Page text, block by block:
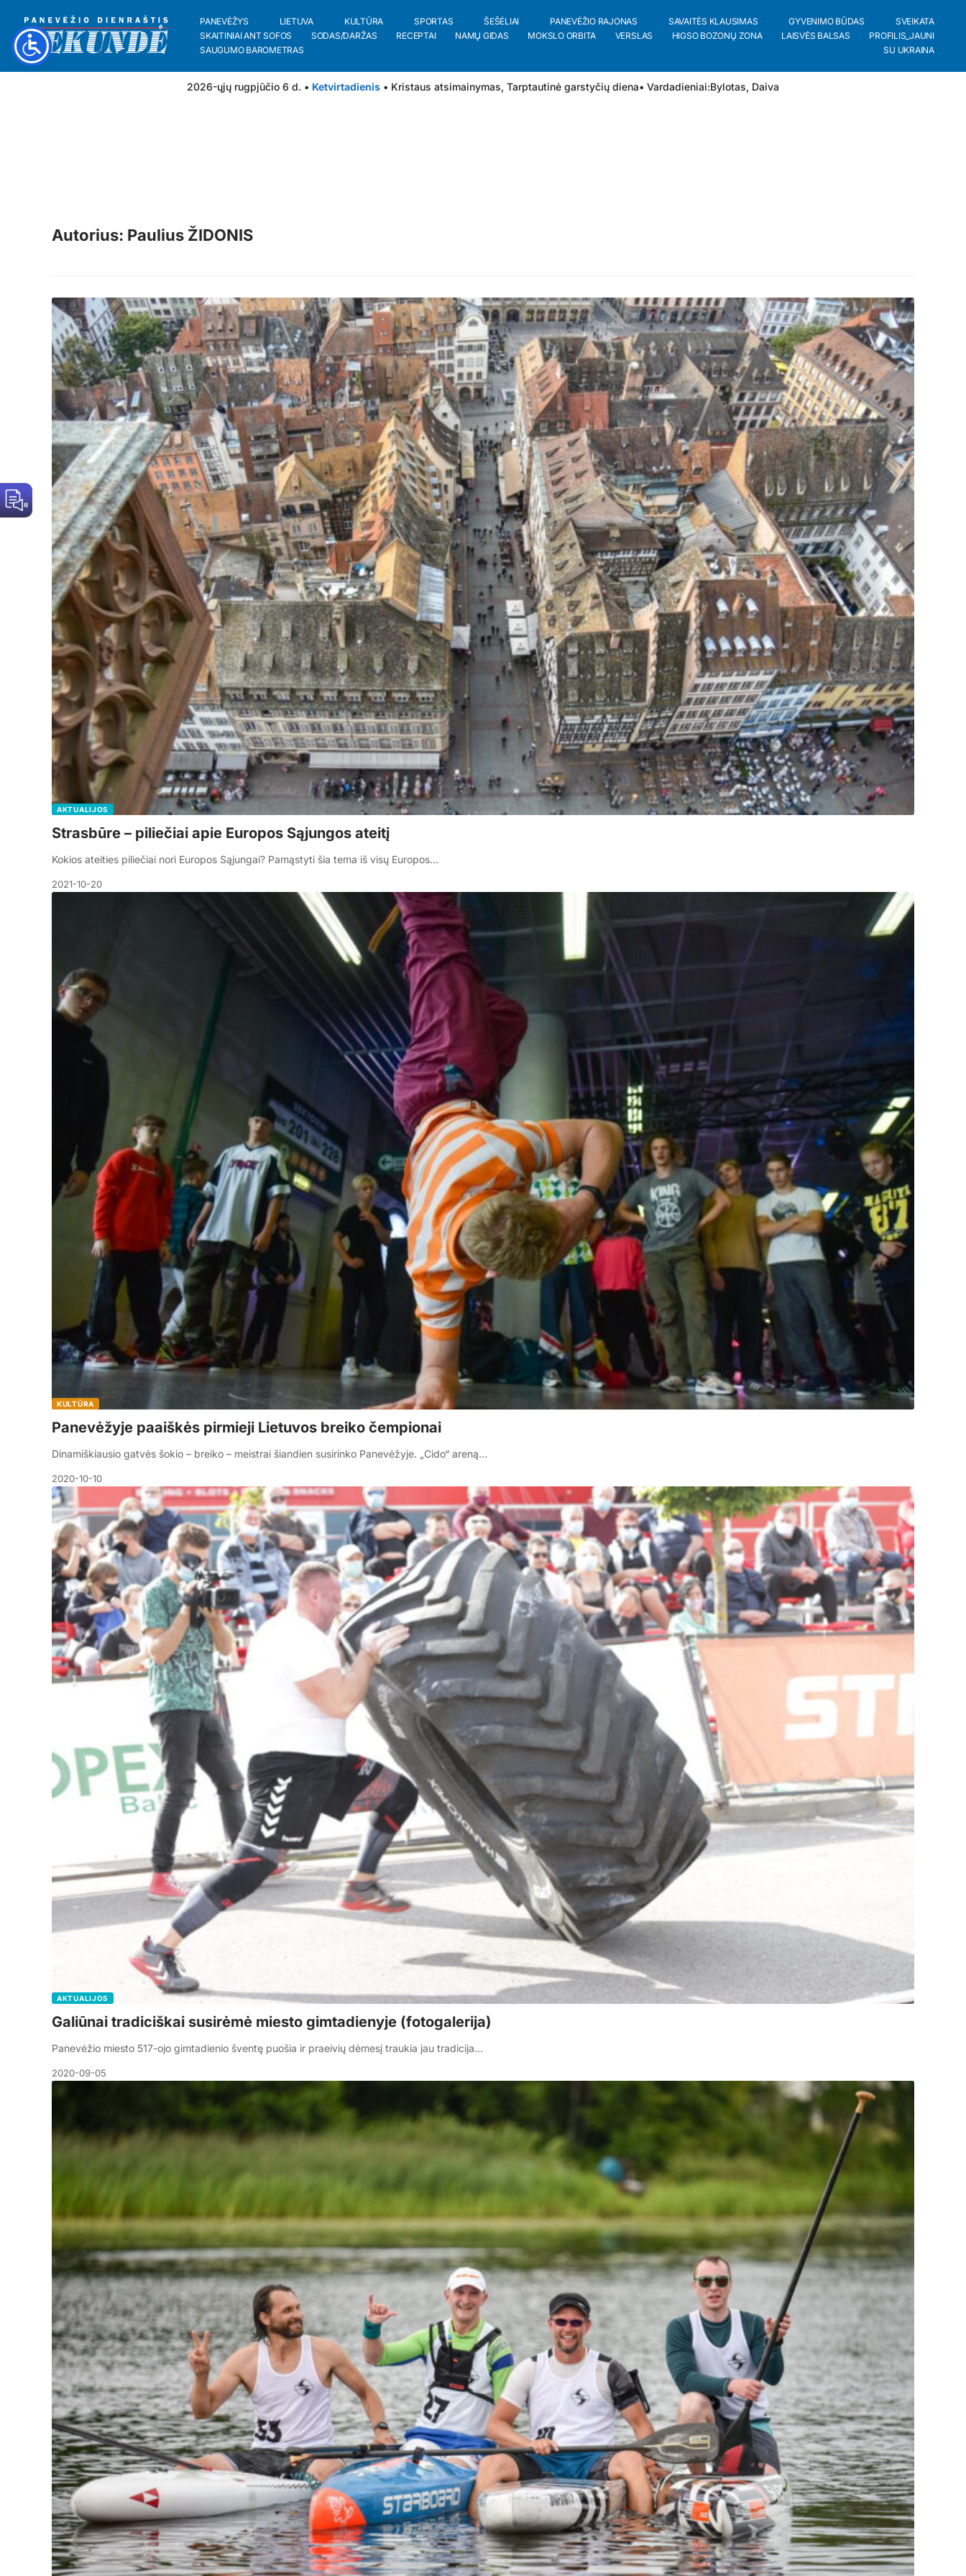
PANEVĖŽYS LIETUVA KULTŪRA SPORTAS ŠEŠĖLIAI PANEVĖŽIO RAJONAS SAVAITĖS KLAUSIMAS GYVENIMO BŪDAS
SVEIKATA
SKAITINIAI ANT SOFOS
SODAS/DARŽAS RECEPTAI NAMŲ GIDAS MOKSLO ORBITA VERSLAS HIGSO BOZONŲ ZONA LAISVĖS BALSAS
PROFILIS_JAUNI
SAUGUMO BAROMETRAS
SU UKRAINA
2026-ųjų rugpjūčio 6 d. • Ketvirtadienis • Kristaus atsimainymas, Tarptautinė garstyčių diena• Vardadieniai:Bylotas, Daiva
Autorius: Paulius ŽIDONIS
AKTUALIJOS
Strasbūre – piliečiai apie Europos Sąjungos ateitį
Kokios ateities piliečiai nori Europos Sąjungai? Pamąstyti šia tema iš visų Europos…
2021-10-20
KULTŪRA
Panevėžyje paaiškės pirmieji Lietuvos breiko čempionai
Dinamiškiausio gatvės šokio – breiko – meistrai šiandien susirinko Panevėžyje. „Cido“ areną…
2020-10-10
AKTUALIJOS
Galiūnai tradiciškai susirėmė miesto gimtadienyje (fotogalerija)
Panevėžio miesto 517-ojo gimtadienio šventę puošia ir praeivių dėmesį traukia jau tradicija…
2020-09-05